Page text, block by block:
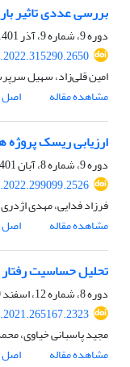
بررسی عددی تاثیر
دوره 9، شماره 9، آذر 1401، صفحه
امین قلی‌زاد، سهیل
مشاهده مقاله
اصل
ارزیابی ریسک پروژه
دوره 9، شماره 8، آبان 1401، صفحه
فرزاد فدایی، مهدی
مشاهده مقاله
اصل
تحلیل حساسیت
دوره 8، شماره 12، اسفند 1400، صفحه
مجید پاسبانی خیاوی،
مشاهده مقاله
اصل